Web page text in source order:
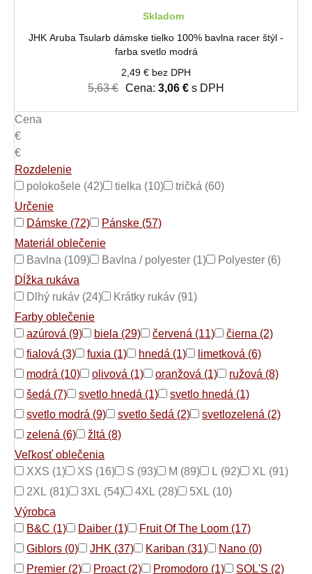
Skladom
JHK Aruba Tsularb dámske tielko 100% bavlna racer štýl -
farba svetlo modrá
2,49 € bez DPH
5,63 € Cena: 3,06 € s DPH
Cena
€
€
Rozdelenie
polokošele (42)
tielka (10)
tričká (60)
Určenie
Dámske (72)
Pánske (57)
Materiál oblečenie
Bavlna (109)
Bavlna / polyester (1)
Polyester (6)
Dĺžka rukáva
Dlhý rukáv (24)
Krátky rukáv (91)
Farby oblečenie
azúrová (9)
biela (29) červená (11)
čierna (2)
fialová (3)
fuxia (1) hnedá (1)
limetková (6)
modrá (10)
olivová (1) oranžová (1)
ružová (8)
šedá (7)
svetlo hnedá (1)
svetlo hnedá (1)
svetlo modrá (9)
svetlo šedá (2)
svetlozelená (2)
zelená (6)
žltá (8)
Veľkosť oblečenia
XXS (1)
XS (16) S (93) M (89) L (92)
XL (91)
2XL (81)
3XL (54) 4XL (28)
5XL (10)
Výrobca
B&C (1)
Daiber (1)
Fruit Of The Loom (17)
Giblors (0)
JHK (37) Kariban (31)
Nano (0)
Premier (2)
Proact (2) Promodoro (1)
SOL'S (2)